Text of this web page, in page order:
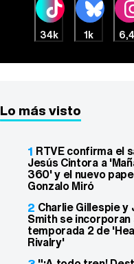
34k 1k
Lo más visto
1 RTVE confirma el
Jesús Cintora a
360' y el nuevo
Gonzalo Miró
2 Charlie Gillespie y
Smith se incorporan
temporada 2 de
Rivalry'